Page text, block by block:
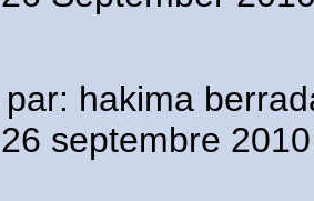
hakima
septembre